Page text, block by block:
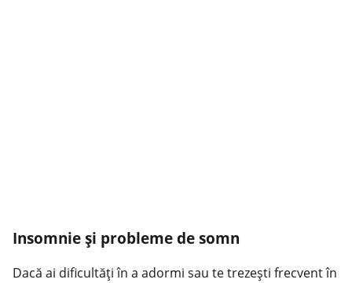
Insomnie și probleme de somn
Dacă ai dificultăți în a adormi sau te trezești frecvent în